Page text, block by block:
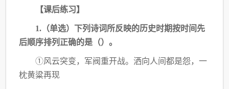
【课后练习】
1.（单选）下列诗词所反映的历史时期按时间先
后顺序排列正确的是（）。
①风云突变，军阀重开战。洒向人间都是怨，一
枕黄粱再现